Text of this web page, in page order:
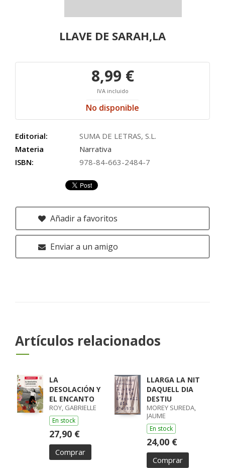
LLAVE DE SARAH,LA
8,99 €
IVA incluido
No disponible
Editorial:
SUMA DE LETRAS, S.L.
Materia
Narrativa
ISBN:
978-84-663-2484-7
Añadir a favoritos
Enviar a un amigo
Artículos relacionados
LA
DESOLACIÓN Y
EL ENCANTO
ROY, GABRIELLE
En stock
27,90 €
Comprar
LLARGA LA NIT
DAQUELL DIA
DESTIU
MOREY SUREDA,
JAUME
En stock
24,00 €
Comprar